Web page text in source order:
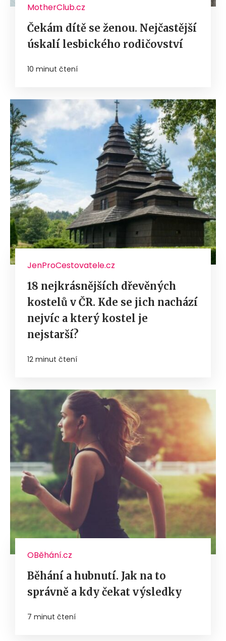
MotherClub.cz
Čekám dítě se ženou. Nejčastější
úskalí lesbického rodičovství
10 minut čtení
JenProCestovatele.cz
18 nejkrásnějších dřevěných
kostelů v ČR. Kde se jich nachází
nejvíc a který kostel je
nejstarší?
12 minut čtení
OBěhání.cz
Běhání a hubnutí. Jak na to
správně a kdy čekat výsledky
7 minut čtení